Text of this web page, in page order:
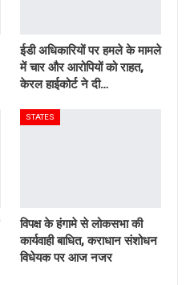
ईडी अधिकारियों पर हमले के मामले
में चार और आरोपियों को राहत,
केरल हाईकोर्ट ने दी…
STATES
विपक्ष के हंगामे से लोकसभा की
कार्यवाही बाधित, कराधान संशोधन
विधेयक पर आज नजर